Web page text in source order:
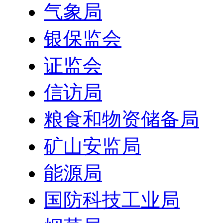
气象局
银保监会
证监会
信访局
粮食和物资储备局
矿山安监局
能源局
国防科技工业局